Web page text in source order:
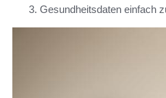
Gesundheitsdaten einfach